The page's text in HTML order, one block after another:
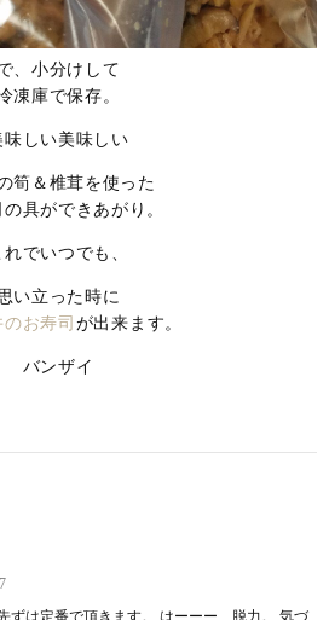
、小分けして
凍庫で保存。
味しい美味しい
筍＆椎茸を使った
具ができあがり。
れでいつでも、
い立った時に
お寿司 が出来ます。
バンザイ
ずは定番で頂きます。 はーーー、脱力。 気づ